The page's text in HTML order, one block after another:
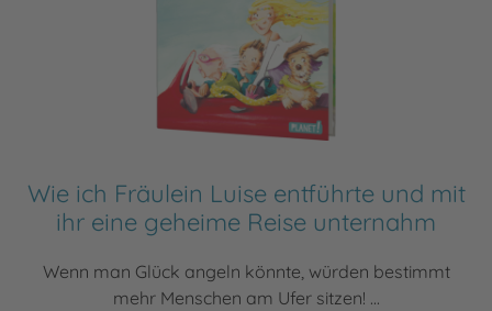
Wie ich Fräulein Luise entführte und mit
ihr eine geheime Reise unternahm
Wenn man Glück angeln könnte, würden bestimmt
mehr Menschen am Ufer sitzen! ...